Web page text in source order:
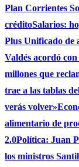
Plan Corrientes
créditoSalarios:
Plus Unificado de
Valdés acordó
millones que
trae a las tablas
verás volver»
alimentario de
2.0Política: Juan
los ministros